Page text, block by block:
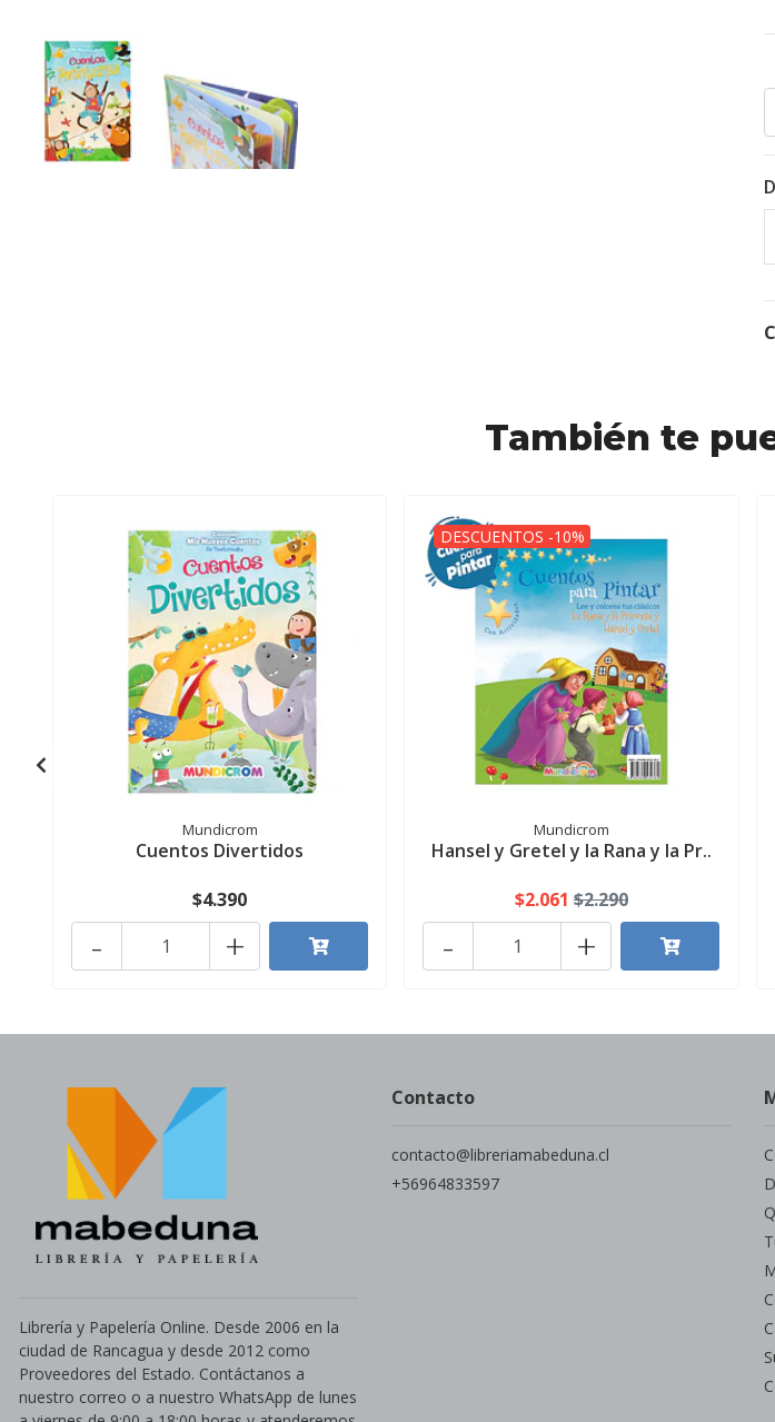
También te
Mundicrom
Cuentos Divertidos
$4.390
+
-
DESCUENTOS -10%
Mundicrom
Hansel y Gretel y la Rana y la Pr..
$2.061 $2.290
+
-
Librería y Papelería Online. Desde 2006 en la
ciudad de Rancagua y desde 2012 como
Proveedores del Estado. Contáctanos a
nuestro correo o a nuestro WhatsApp de lunes
Contacto
contacto@libreriamabeduna.cl
+56964833597